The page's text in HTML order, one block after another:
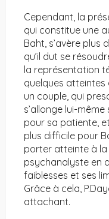
Cependant, la
qui constitue une
Baht, s’avère plus
qu’il dut se
la représentation
quelques atteintes
un couple, qui
s’allonge lui-
pour sa patiente,
plus difficile pour
porter atteinte à
psychanalyste en
faiblesses et ses
Grâce à cela,
attachant.